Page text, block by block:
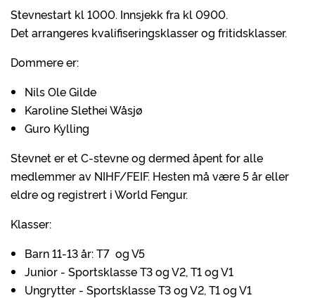
Stevnestart kl 1000. Innsjekk fra kl 0900.
Det arrangeres kvalifiseringsklasser og fritidsklasser.
Dommere er:
Nils Ole Gilde
Karoline Slethei Wåsjø
Guro Kylling
Stevnet er et C-stevne og dermed åpent for alle
medlemmer av NIHF/FEIF. Hesten må være 5 år eller
eldre og registrert i World Fengur.
Klasser:
Barn 11-13 år: T7 og V5
Junior - Sportsklasse T3 og V2, T1 og V1
Ungrytter - Sportsklasse T3 og V2, T1 og V1